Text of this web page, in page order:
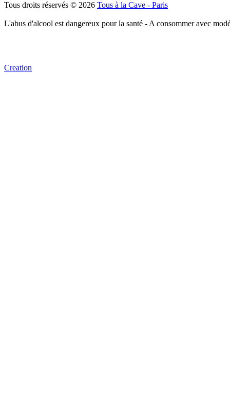
Tous droits réservés © 2026 Tous à la Cave - Paris
L'abus d'alcool est dangereux pour la santé - A consommer avec
Creation